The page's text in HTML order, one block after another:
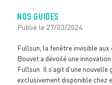
NOS GUIDES
Publié le 27/03/2024
Fullsun, la fenêtre invisible
Bouvet a dévoilé une
Fullsun. Il s’agit d’une
exclusivement disponible chez